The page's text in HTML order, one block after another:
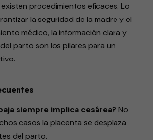
procedimientos eficaces. Lo
la seguridad de la madre y el
médico, la información clara y
parto son los pilares para un
siempre implica cesárea? No
casos la placenta se desplaza
del parto.